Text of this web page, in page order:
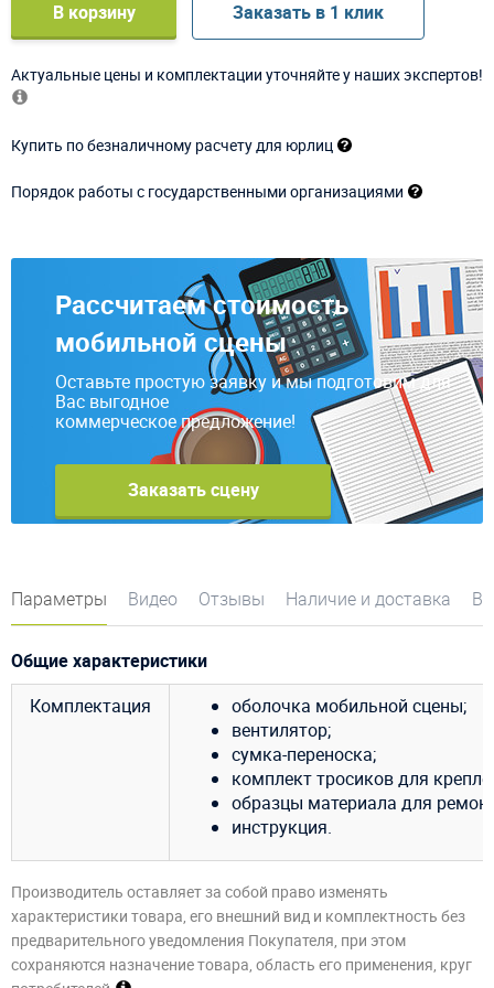
В корзину Заказать в 1 клик
Актуальные цены и комплектации уточняйте у наших экспертов!
Купить по безналичному расчету для юрлиц
Порядок работы с государственными организациями
Рассчитаем стоимость
мобильной сцены
Оставьте простую заявку и мы подготовим для
Вас выгодное
коммерческое предложение!
Заказать сцену
Параметры Видео Отзывы Наличие и доставка
Общие характеристики
Комплектация
оболочка мобильной сцены;
вентилятор;
сумка-переноска;
комплект тросиков для
образцы материала для
инструкция.
Производитель оставляет за собой право изменять
характеристики товара, его внешний вид и комплектность без
предварительного уведомления Покупателя, при этом
сохраняются назначение товара, область его применения, круг